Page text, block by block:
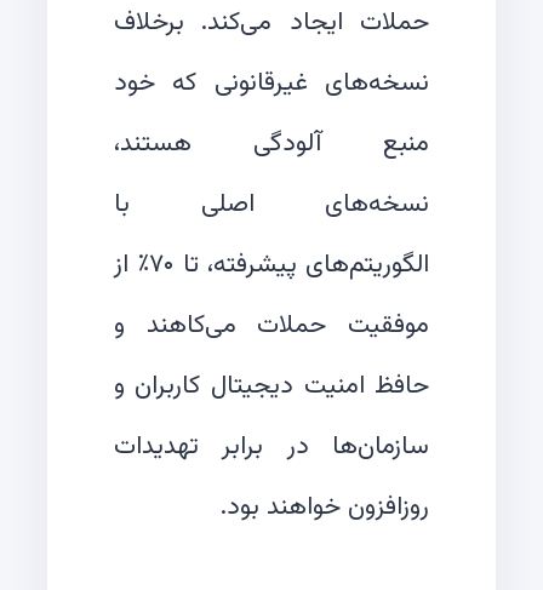
حملات ایجاد می‌کند. برخلاف
نسخه‌های غیرقانونی که خود
منبع آلودگی هستند،
نسخه‌های اصلی با
الگوریتم‌های پیشرفته، تا ۷۰٪ از
موفقیت حملات می‌کاهند و
حافظ امنیت دیجیتال کاربران و
سازمان‌ها در برابر تهدیدات